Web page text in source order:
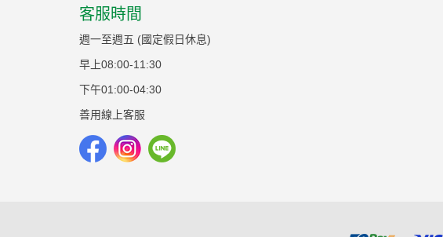
客服時間
週一至週五 (國定假日休息)
早上08:00-11:30
下午01:00-04:30
善用線上客服